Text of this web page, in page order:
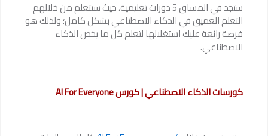
ستجد في المساق 5 دورات تعليمية، حيث ستتعلم من خلالهم
التعلم العميق في الذكاء الاصطناعي بشكل كامل؛ ولذلك هو
فرصة رائعة عليك استغلالها لتعلم كل ما يخص الذكاء
الاصطناعي.
كورسات الذكاء الاصطناعي | كورس AI For Everyone